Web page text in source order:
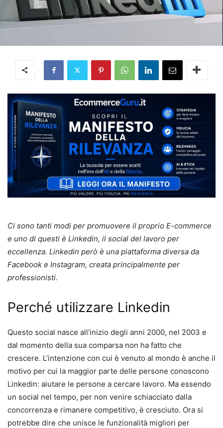
Ci sono tanti modi per promuovere il proprio E-commerce
e uno di questi è Linkedin, il social del lavoro per
eccellenza. Linkedin però è una piattaforma diversa da
Facebook e Instagram, creata principalmente per
professionisti.
Perché utilizzare Linkedin
Questo social nasce all’inizio degli anni 2000, nel 2003 e
dal momento della sua comparsa non ha fatto che
crescere. L’intenzione con cui è venuto al mondo è anche il
motivo per cui la maggior parte delle persone conoscono
Linkedin: aiutare le persone a cercare lavoro. Ma essendo
un social nel tempo, per non venire schiacciato dalla
concorrenza e rimanere competitivo, è cresciuto. Ora si
potrebbe dire che unisce le funzionalità migliori per